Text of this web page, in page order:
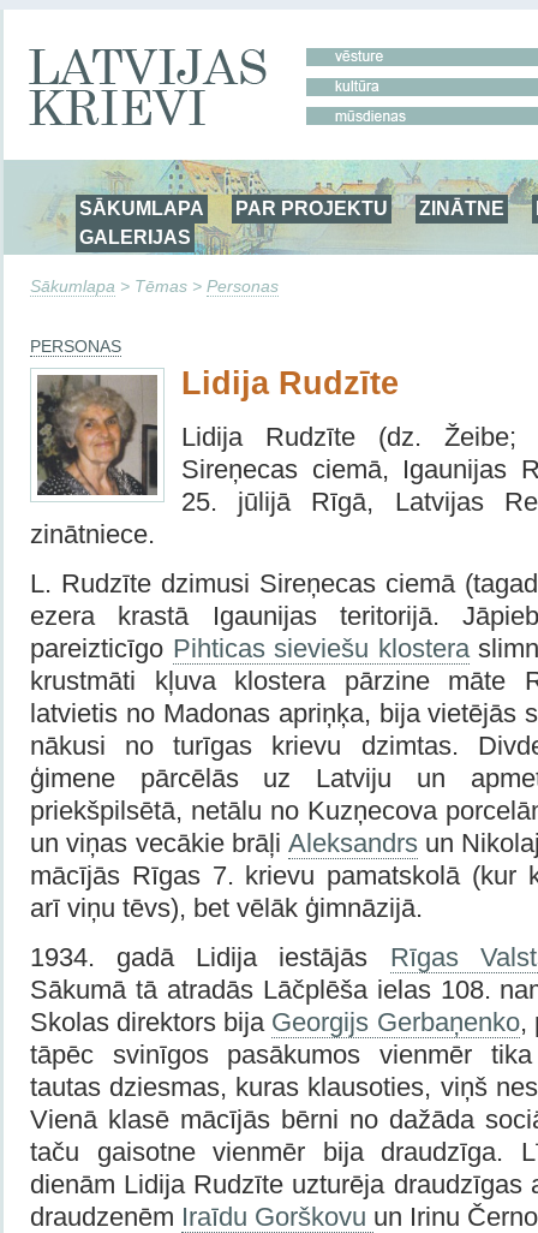
SĀKUMLAPA PAR PROJEKTU ZINĀTNE
GALERIJAS
Sākumlapa > Tēmas > Personas
PERSONAS
Lidija Rudzīte
Lidija Rudzīte (dz.
Sireņecas ciemā, Igaunijas
25. jūlijā Rīgā, Latvijas
zinātniece.
L. Rudzīte dzimusi Sireņecas ciemā
ezera krastā Igaunijas teritorijā.
pareizticīgo Pihticas sieviešu klostera
krustmāti kļuva klostera pārzine māte
latvietis no Madonas apriņķa, bija vietējās
nākusi no turīgas krievu dzimtas.
ģimene pārcēlās uz Latviju un
priekšpilsētā, netālu no Kuzņecova
un viņas vecākie brāļi Aleksandrsun
mācījās Rīgas 7. krievu pamatskolā (kur
arī viņu tēvs), bet vēlāk ģimnāzijā.
1934. gadā Lidija iestājās Rīgas
Sākumā tā atradās Lāčplēša ielas 108.
Skolas direktors bija Georgijs Gerbaņenko,
tāpēc svinīgos pasākumos vienmēr
tautas dziesmas, kuras klausoties, viņš
Vienā klasē mācījās bērni no dažāda
taču gaisotne vienmēr bija draudzīga.
dienām Lidija Rudzīte uzturēja draudzīgas
draudzenēm Iraīdu Gorškovu un Irinu